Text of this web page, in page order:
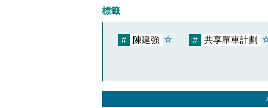
標籤
# 陳建強 # 共享單車計劃